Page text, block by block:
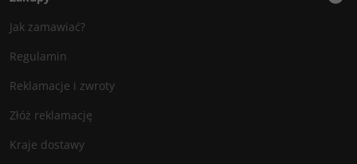
Jak zamawiać?
Regulamin
Reklamacje i zwroty
Złóż reklamację
Kraje dostawy